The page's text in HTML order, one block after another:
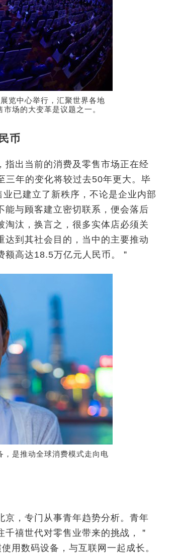
览中心举行，汇聚世界各地
场的大变革是议题之一。
币
指出当前的消费及零售市场正在经
三年的变化将较过去50年更大。毕
已建立了新秩序，不论是企业内部
能与顾客建立密切联系，便会落后
汰，换言之，很多实体店必须关
达到其社会目的，当中的主要推动
高达18.5万亿元人民币。＂
是推动全球消费模式走向电
京，专门从事青年趋势分析。青年
禧世代对零售业带来的挑战，＂
用数码设备，与互联网一起成长。